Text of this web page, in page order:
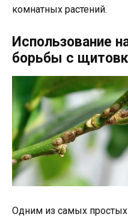
комнатных растений.
Использование
борьбы с
Одним из самых